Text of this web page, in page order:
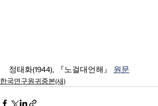
정태화(1944), 『노걸대언해』 원문
한국연구원귀중본(새)